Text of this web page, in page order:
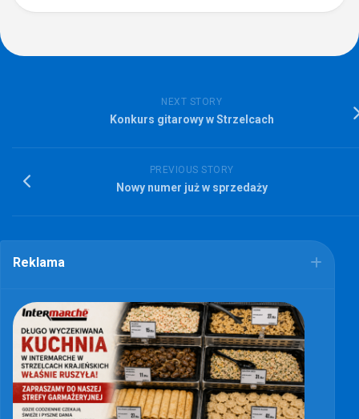
NEXT STORY
Konkurs gitarowy w Strzelcach
PREVIOUS STORY
Nowy numer już w sprzedaży
Reklama